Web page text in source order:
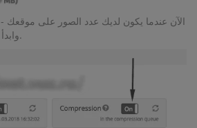
الآن عندما يكون لديك عدد الصور على موقعك -
وابدأ ضغط في إعدادات الموقع.